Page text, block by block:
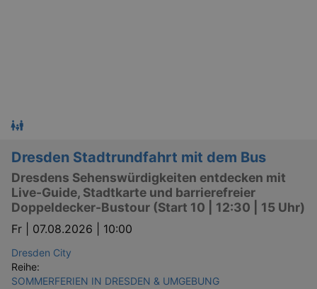
Dresden Stadtrundfahrt mit dem Bus
Dresdens Sehenswürdigkeiten entdecken mit
Live-Guide, Stadtkarte und barrierefreier
Doppeldecker-Bustour (Start 10 | 12:30 | 15 Uhr)
Fr | 07.08.2026 | 10:00
Dresden City
Reihe:
SOMMERFERIEN IN DRESDEN & UMGEBUNG